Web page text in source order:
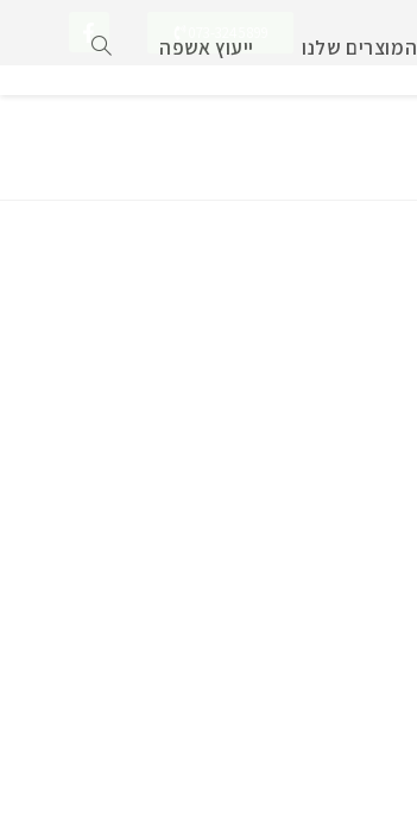
המוצרים שלנו ייעוץ אשפה